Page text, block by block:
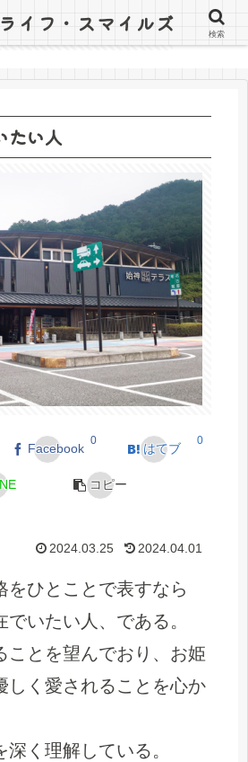
トと詰子の日記〜
たい人
Facebook
0
はてブ
0
コピー
2024.03.25 2024.04.01
をひとことで表すなら
いたい人、である。
ことを望んでおり、お姫
しく愛されることを心か
く理解している。
イフ・スマイルズ 検索